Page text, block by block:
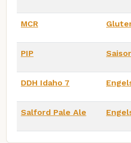
MCR
PIP
DDH Idaho 7
Salford Pale Ale